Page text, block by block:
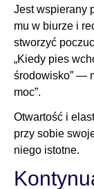
Jest wspierany
mu w biurze i
stworzyć
„Kiedy pies
środowisko” —
moc”.
Otwartość i
przy sobie
niego istotne.